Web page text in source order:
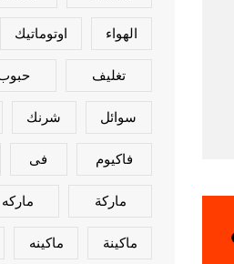
الهواء اوتوماتيك
تغليف
سوائل شرنك
فاكيوم فى
ماركة ماركه
ماكينة ماكينه